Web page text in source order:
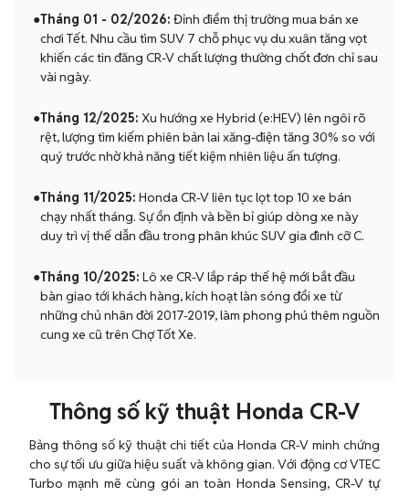
●Tháng 01 - 02/2026: Đỉnh điểm thị trường mua bán xe
chơi Tết. Nhu cầu tìm SUV 7 chỗ phục vụ du xuân tăng vọt
khiến các tin đăng CR-V chất lượng thường chốt đơn chỉ sau
vài ngày.
●Tháng 12/2025: Xu hướng xe Hybrid (e:HEV) lên ngôi rõ
rệt, lượng tìm kiếm phiên bản lai xăng-điện tăng 30% so với
quý trước nhờ khả năng tiết kiệm nhiên liệu ấn tượng.
●Tháng 11/2025: Honda CR-V liên tục lọt top 10 xe bán
chạy nhất tháng. Sự ổn định và bền bỉ giúp dòng xe này
duy trì vị thế dẫn đầu trong phân khúc SUV gia đình cỡ C.
●Tháng 10/2025: Lô xe CR-V lắp ráp thế hệ mới bắt đầu
bàn giao tới khách hàng, kích hoạt làn sóng đổi xe từ
những chủ nhân đời 2017-2019, làm phong phú thêm nguồn
cung xe cũ trên Chợ Tốt Xe.
Thông số kỹ thuật Honda CR-V
Bảng thông số kỹ thuật chi tiết của Honda CR-V minh chứng
cho sự tối ưu giữa hiệu suất và không gian. Với động cơ VTEC
Turbo mạnh mẽ cùng gói an toàn Honda Sensing, CR-V tự